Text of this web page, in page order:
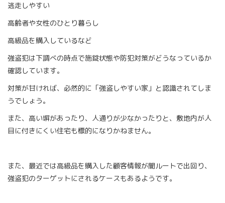
逃走しやすい
高齢者や女性のひとり暮らし
高級品を購入しているなど
強盗犯は下調べの時点で施錠状態や防犯対策がどうなっているか
確認しています。
対策が甘ければ、必然的に「強盗しやすい家」と認識されてしま
うでしょう。
また、高い塀があったり、人通りが少なかったりと、敷地内が人
目に付きにくい住宅も標的になりかねません。
また、最近では高級品を購入した顧客情報が闇ルートで出回り、
強盗犯のターゲットにされるケースもあるようです。